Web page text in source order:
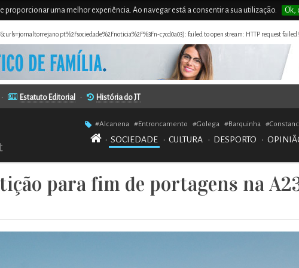
proporcionar uma melhor experiência. Ao navegar está a consentir a sua utilização. Ok,
c7cd0a03): failed to open stream: HTTP request
Estatuto Editorial • História do JT
#Alcanena #Entroncamento #Golega #Barquinha
• SOCIEDADE • CULTURA • DESPORTO •
para fim de portagens na